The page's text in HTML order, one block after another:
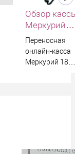
Обзор
Меркурий
180Ф
Переносная
онлайн-касса
Меркурий
при работе с